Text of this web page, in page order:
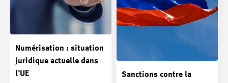
Numérisation : situation
juridique actuelle dans
l’UE
Sanctions contre la